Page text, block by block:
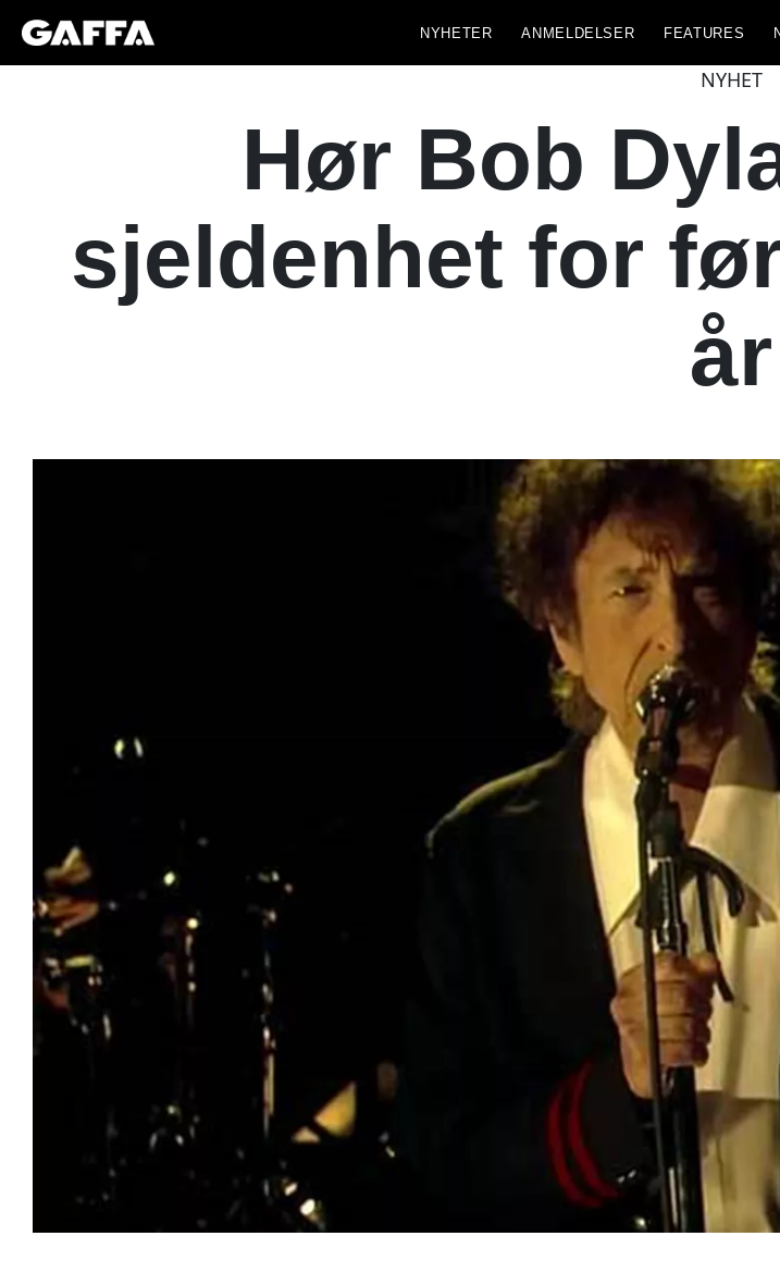
NYHETER ANMELDELSER FEATURES
NYHET
Hør Bob
sjeldenhet for
år